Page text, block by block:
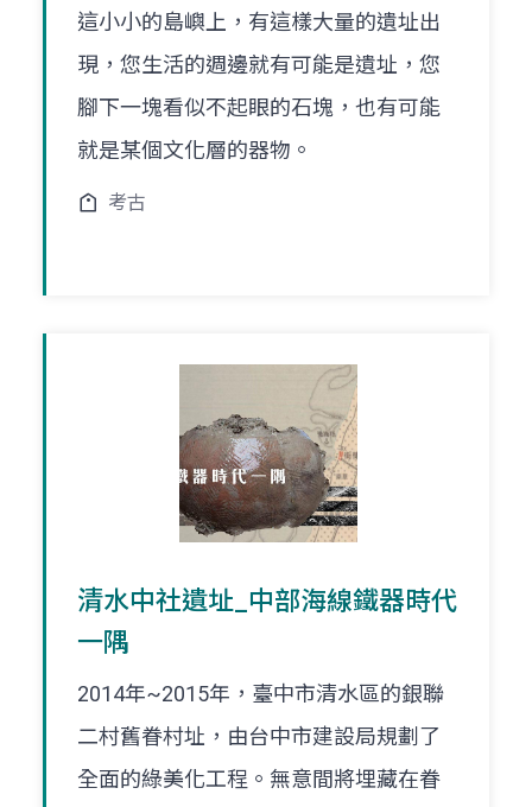
這小小的島嶼上，有這樣大量的遺址出
現，您生活的週邊就有可能是遺址，您
腳下一塊看似不起眼的石塊，也有可能
就是某個文化層的器物。
考古
清水中社遺址_中部海線鐵器時代
一隅
2014年~2015年，臺中市清水區的銀聯
二村舊眷村址，由台中市建設局規劃了
全面的綠美化工程。無意間將埋藏在眷